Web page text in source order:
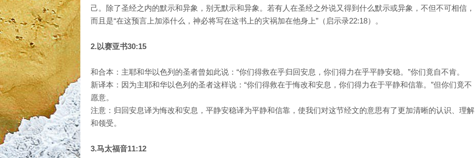
己。除了圣经之内的默示和异象，别无默示和异象。若有人在圣经之外说又得到什么默示或异象，不但不可相信，
而且是“在这预言上加添什么，神必将写在这书上的灾祸加在他身上”（启示录22:18）。
2.以赛亚书30:15
和合本：主耶和华以色列的圣者曾如此说：“你们得救在乎归回安息，你们得力在乎平静安稳。”你们竟自不肯。
新译本：因为主耶和华以色列的圣者这样说：“你们得救在于悔改和安息，你们得力在于平静和信靠。”但你们竟不
愿意。
注意：归回安息译为悔改和安息，平静安稳译为平静和信靠，使我们对这节经文的意思有了更加清晰的认识、理解
和领受。
3.马太福音11:12